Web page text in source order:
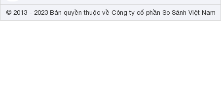
© 2013 - 2023 Bản quyền thuộc về Công ty cổ phần So Sánh Việt Nam